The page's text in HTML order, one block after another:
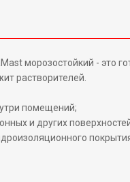
морозостойкий - это
растворителей.
помещений;
и других